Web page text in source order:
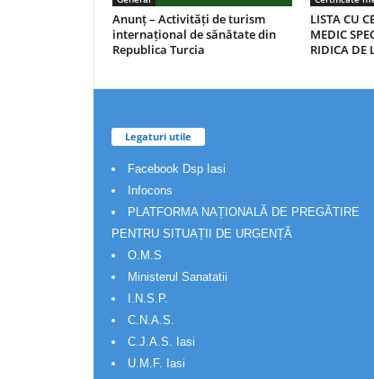
Anunț – Activități de turism
internațional de sănătate din
Republica Turcia
LISTA CU
MEDIC
RIDICA DE
Legaturi utile
Facebook Dsp Iasi
Infocons
PLATFORMA NAȚIONALĂ DE PREGĂTIRE
PENTRU SITUAȚII DE URGENȚĂ
O.M.S
Ministerul Sanatatii
I.N.S.P.
C.N.A.S.
C.J.A.S. Iasi
U.M.F. Iasi